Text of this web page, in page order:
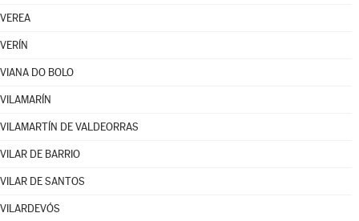
VEREA
VERÍN
VIANA DO BOLO
VILAMARÍN
VILAMARTÍN DE VALDEORRAS
VILAR DE BARRIO
VILAR DE SANTOS
VILARDEVÓS